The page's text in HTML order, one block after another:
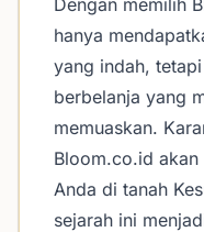
Dengan memilih
hanya
yang indah,
berbelanja yang
memuaskan.
Bloom.co.id akan
Anda di tanah
sejarah ini